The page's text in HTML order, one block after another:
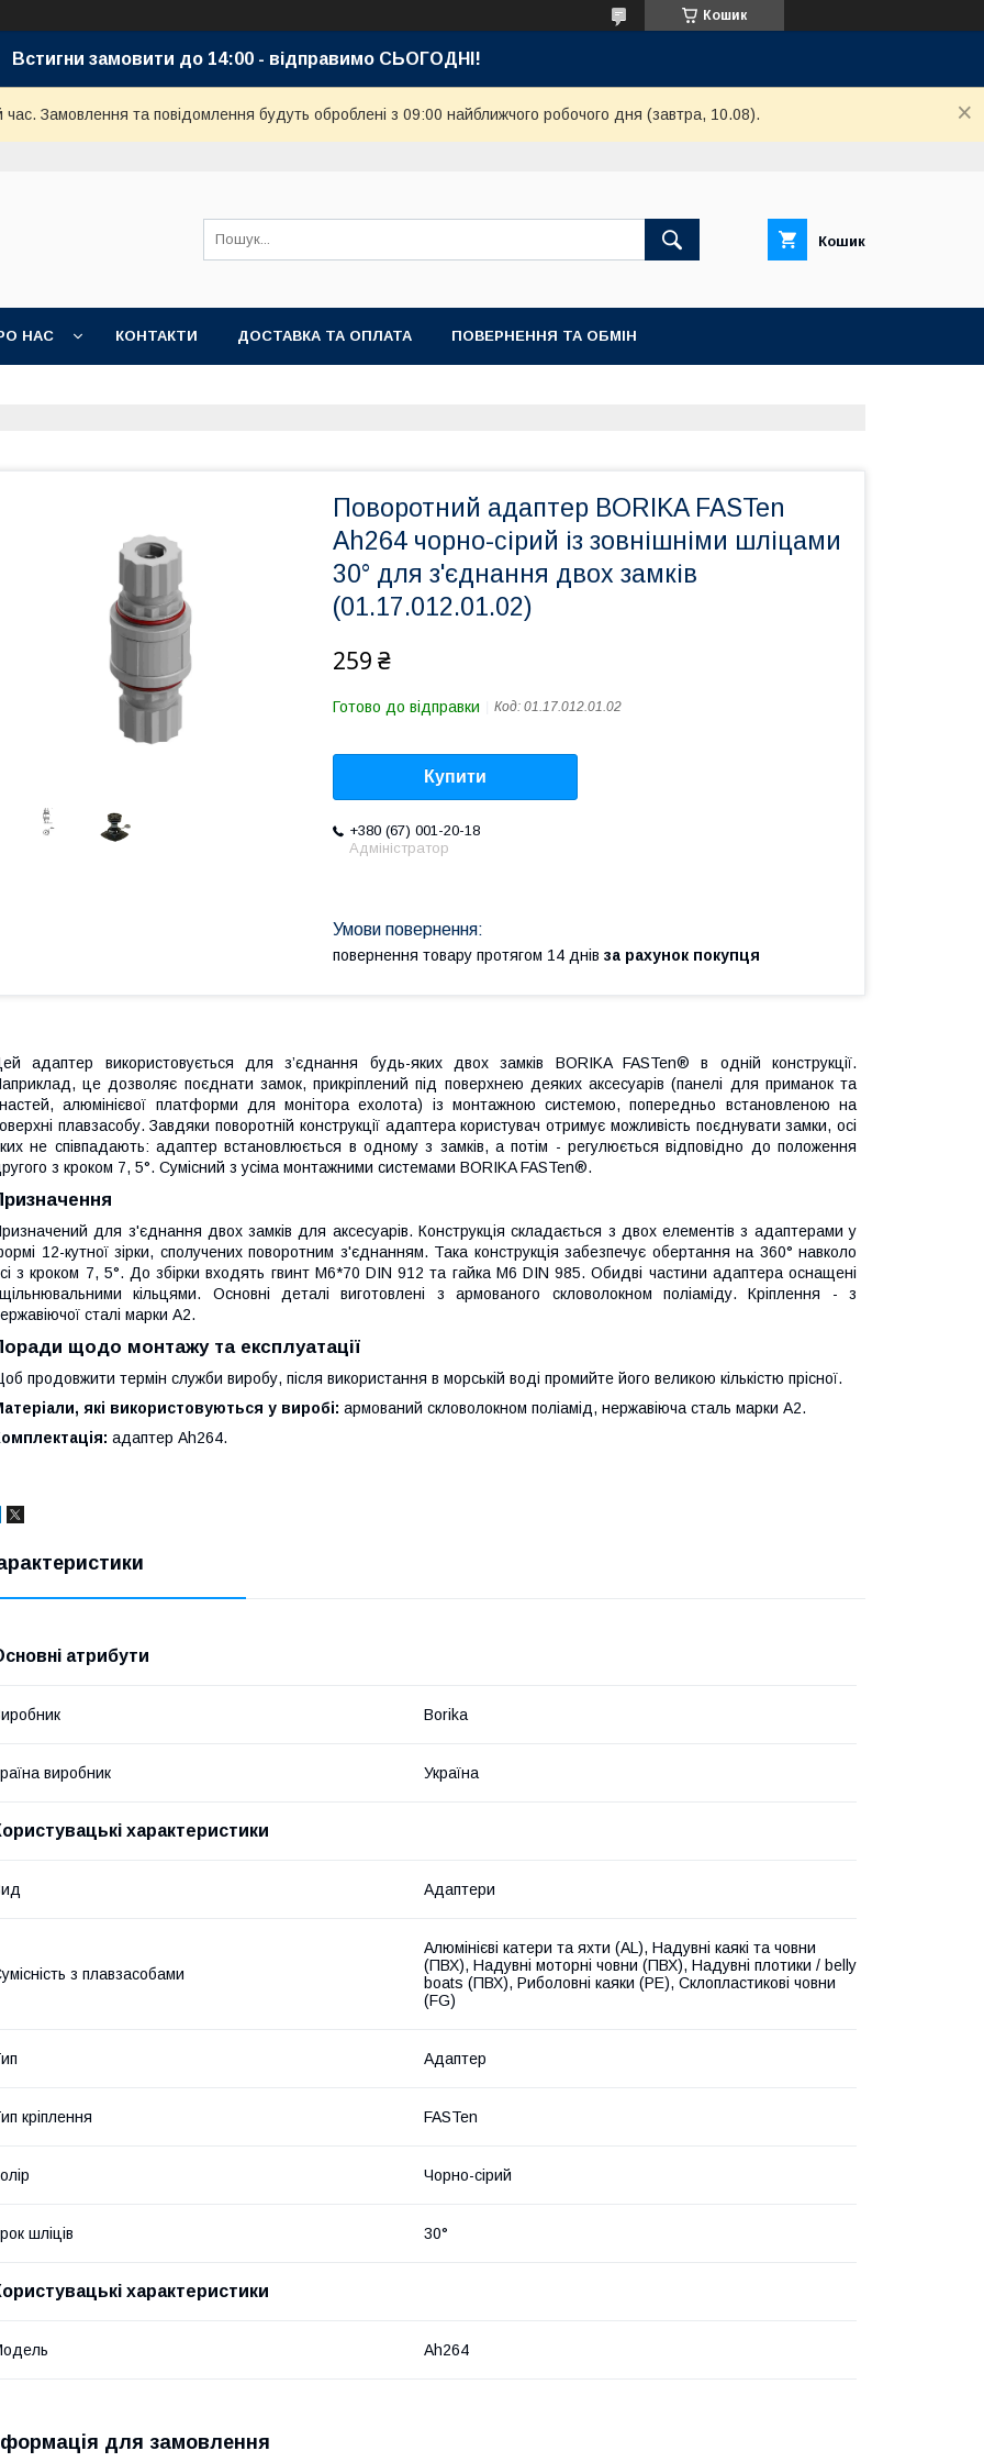
Кошик
Встигни замовити до 14:00 - відправимо СЬОГОДНІ!
час. Замовлення та повідомлення будуть оброблені з 09:00 найближчого робочого дня (завтра, 10.08).
Кошик
НАС КОНТАКТИ ДОСТАВКА ТА ОПЛАТА ПОВЕРНЕННЯ ТА ОБМІН
Поворотний адаптер BORIKA FASTen
Ah264 чорно-сірий із зовнішніми шліцами
30° для з'єднання двох замків
(01.17.012.01.02)
259 ₴
Готово до відправки Код: 01.17.012.01.02
Купити
+380 (67) 001-20-18
Адміністратор
повернення товару протягом 14 днів за рахунок покупця
адаптер використовується для з’єднання будь-яких двох замків BORIKA FASTen® в одній конструкції.
це дозволяє поєднати замок, прикріплений під поверхнею деяких аксесуарів (панелі для приманок та
алюмінієвої платформи для монітора ехолота) із монтажною системою, попередньо встановленою на
плавзасобу. Завдяки поворотній конструкції адаптера користувач отримує можливість поєднувати замки, осі
не співпадають: адаптер встановлюється в одному з замків, а потім - регулюється відповідно до положення
з кроком 7, 5°. Сумісний з усіма монтажними системами BORIKA FASTen®.
для з'єднання двох замків для аксесуарів. Конструкція складається з двох елементів з адаптерами у
12-кутної зірки, сполучених поворотним з'єднанням. Така конструкція забезпечує обертання на 360° навколо
з кроком 7, 5°. До збірки входять гвинт M6*70 DIN 912 та гайка M6 DIN 985. Обидві частини адаптера оснащені
кільцями. Основні деталі виготовлені з армованого скловолокном поліаміду. Кріплення - з
сталі марки А2.
щодо монтажу та експлуатації
продовжити термін служби виробу, після використання в морській воді промийте його великою кількістю прісної.
які використовуються у виробі: армований скловолокном поліамід, нержавіюча сталь марки А2.
адаптер Ah264.
атрибути
Borika
виробник Україна
характеристики
Адаптери
з плавзасобами
Алюмінієві катери та яхти (AL), Надувні каякі та човни
(ПВХ), Надувні моторні човни (ПВХ), Надувні плотики / belly
boats (ПВХ), Риболовні каяки (PE), Склопластикові човни
(FG)
Адаптер
кріплення FASTen
Чорно-сірий
шліців 30°
характеристики
Ah264
для замовлення